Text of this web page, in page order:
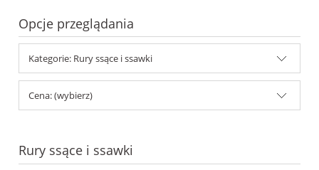
Opcje przeglądania
Kategorie: Rury ssące i ssawki
Cena: (wybierz)
Rury ssące i ssawki